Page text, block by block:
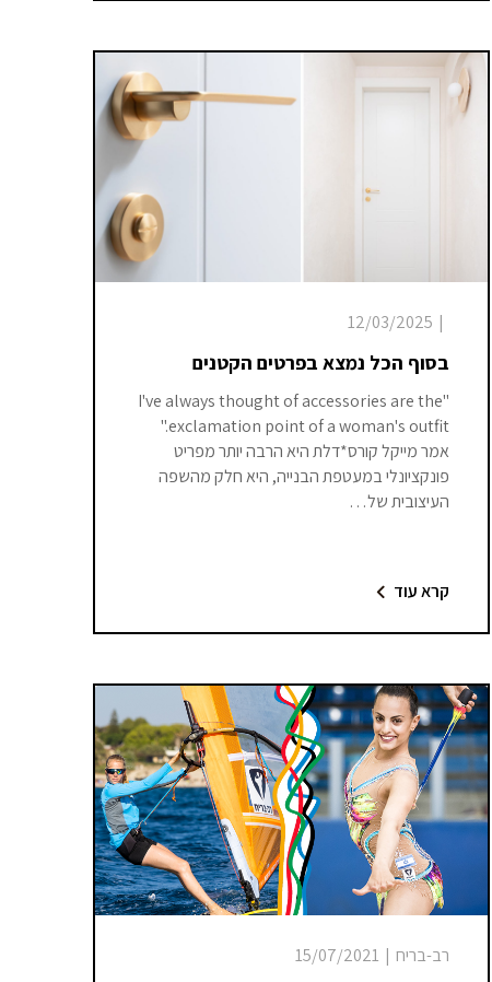
|
12/03/2025
בסוף הכל נמצא בפרטים הקטנים
"I've always thought of accessories are the
exclamation point of a woman's outfit."
אמר מייקל קורס*דלת היא הרבה יותר מפריט
פונקציונלי במעטפת הבנייה, היא חלק מהשפה
העיצובית של…
קרא עוד
רב-בריח |
15/07/2021